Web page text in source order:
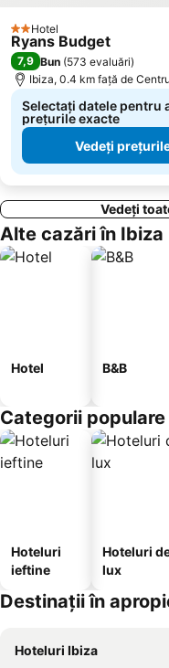
2 Stele
Hotel
Ryans Budget
7,9 Bun (573 evaluări)
Ibiza, 0.4 km faţă de Centru
Selectați datele pentru
prețurile exacte
Vedeți
Vedeți
Alte cazări în Ibiza
Hotel B&B
Categorii
Hoteluri
ieftine
Hoteluri
lux
Destinații în
Hoteluri Ibiza